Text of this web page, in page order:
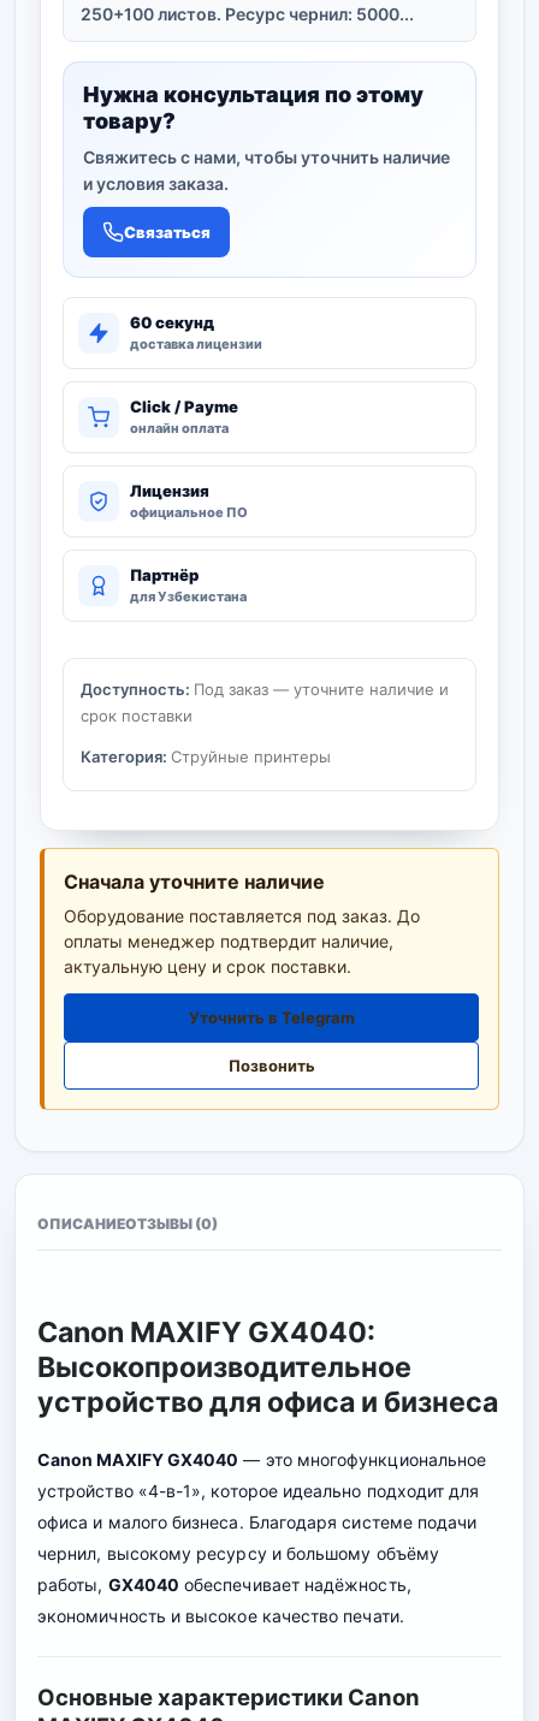
250+100 листов. Ресурс чернил: 5000...
Нужна консультация по этому
товару?
Свяжитесь с нами, чтобы уточнить наличие
и условия заказа.
Связаться
60 секунд
доставка лицензии
Click / Payme
онлайн оплата
Лицензия
официальное ПО
Партнёр
для Узбекистана
Доступность: Под заказ — уточните наличие и
срок поставки
Категория: Струйные принтеры
Сначала уточните наличие
Оборудование поставляется под заказ. До
оплаты менеджер подтвердит наличие,
актуальную цену и срок поставки.
Уточнить в Telegram
Позвонить
ОПИСАНИЕОТЗЫВЫ (0)
Canon MAXIFY GX4040:
Высокопроизводительное
устройство для офиса и бизнеса
Canon MAXIFY GX4040 — это многофункциональное
устройство «4-в-1», которое идеально подходит для
офиса и малого бизнеса. Благодаря системе подачи
чернил, высокому ресурсу и большому объёму
работы, GX4040 обеспечивает надёжность,
экономичность и высокое качество печати.
Основные характеристики Canon